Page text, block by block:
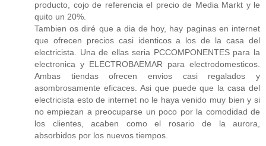
producto, cojo de referencia el precio de Media Markt y le
quito un 20%.
Tambien os diré que a dia de hoy, hay paginas en internet
que ofrecen precios casi identicos a los de la casa del
electricista. Una de ellas seria PCCOMPONENTES para la
electronica y ELECTROBAEMAR para electrodomesticos.
Ambas tiendas ofrecen envios casi regalados y
asombrosamente eficaces. Asi que puede que la casa del
electricista esto de internet no le haya venido muy bien y si
no empiezan a preocuparse un poco por la comodidad de
los clientes, acaben como el rosario de la aurora,
absorbidos por los nuevos tiempos.